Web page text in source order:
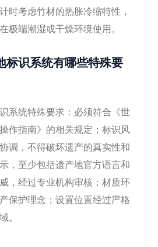
时考虑竹材的热胀冷缩特性，
极端潮湿或干燥环境使用。
标识系统有哪些特殊要
系统特殊要求：必须符合《世
作指南》的相关规定；标识风
调，不得破坏遗产的真实性和
，至少包括遗产地官方语言和
，经过专业机构审核；材质环
保护理念；设置位置经过严格
。